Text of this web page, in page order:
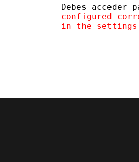
Debes acceder
configured
in the